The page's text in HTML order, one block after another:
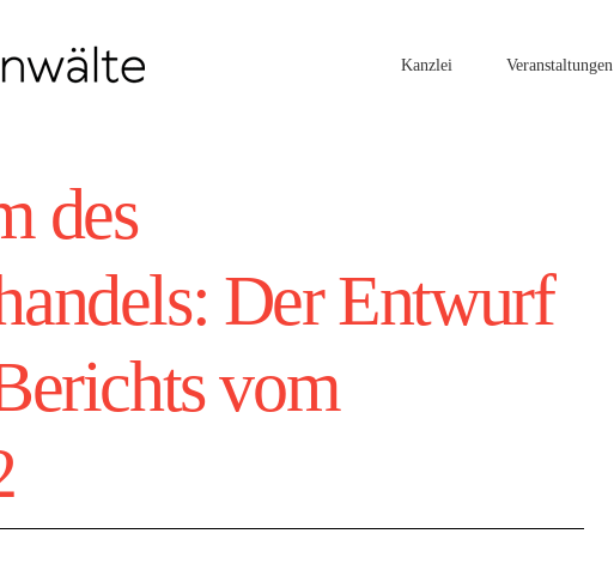
Kanzlei Veranstaltungen
des
Der Entwurf
vom